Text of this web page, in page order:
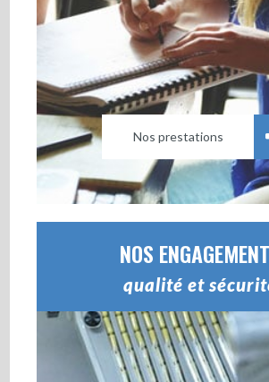
Nos prestations
NOS
qualité et